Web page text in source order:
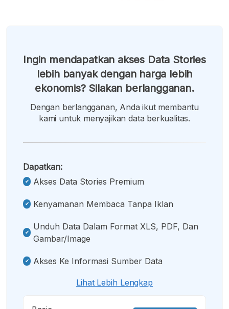
Ingin mendapatkan akses Data Stories
lebih banyak dengan harga lebih
ekonomis? Silakan berlangganan.
Dengan berlangganan, Anda ikut membantu
kami untuk menyajikan data berkualitas.
Dapatkan:
Akses Data Stories Premium
Kenyamanan Membaca Tanpa Iklan
Unduh Data Dalam Format XLS, PDF, Dan
Gambar/image
Akses Ke Informasi Sumber Data
Lihat Lebih Lengkap